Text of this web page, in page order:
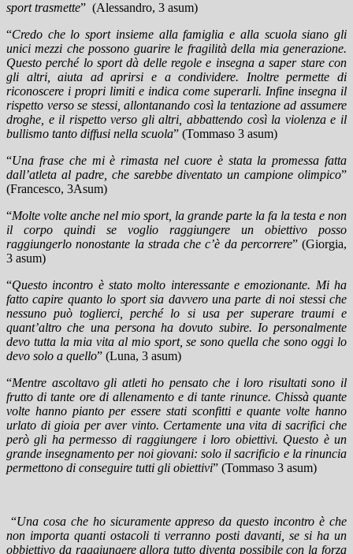
sport trasmette” (Alessandro, 3 asum)
“Credo che lo sport insieme alla famiglia e alla scuola siano gli
unici mezzi che possono guarire le fragilità della mia generazione.
Questo perché lo sport dà delle regole e insegna a saper stare con
gli altri, aiuta ad aprirsi e a condividere. Inoltre permette di
riconoscere i propri limiti e indica come superarli. Infine insegna il
rispetto verso se stessi, allontanando così la tentazione ad assumere
droghe, e il rispetto verso gli altri, abbattendo così la violenza e il
bullismo tanto diffusi nella scuola” (Tommaso 3 asum)
“Una frase che mi è rimasta nel cuore è stata la promessa fatta
dall’atleta al padre, che sarebbe diventato un campione olimpico”
(Francesco, 3Asum)
“Molte volte anche nel mio sport, la grande parte la fa la testa e non
il corpo quindi se voglio raggiungere un obiettivo posso
raggiungerlo nonostante la strada che c’è da percorrere” (Giorgia,
3 asum)
“Questo incontro è stato molto interessante e emozionante. Mi ha
fatto capire quanto lo sport sia davvero una parte di noi stessi che
nessuno può toglierci, perché lo si usa per superare traumi e
quant’altro che una persona ha dovuto subire. Io personalmente
devo tutta la mia vita al mio sport, se sono quella che sono oggi lo
devo solo a quello” (Luna, 3 asum)
“Mentre ascoltavo gli atleti ho pensato che i loro risultati sono il
frutto di tante ore di allenamento e di tante rinunce. Chissà quante
volte hanno pianto per essere stati sconfitti e quante volte hanno
urlato di gioia per aver vinto. Certamente una vita di sacrifici che
però gli ha permesso di raggiungere i loro obiettivi. Questo è un
grande insegnamento per noi giovani: solo il sacrificio e la rinuncia
permettono di conseguire tutti gli obiettivi” (Tommaso 3 asum)
“Una cosa che ho sicuramente appreso da questo incontro è che
non importa quanti ostacoli ti verranno posti davanti, se si ha un
obbiettivo da raggiungere allora tutto diventa possibile con la forza